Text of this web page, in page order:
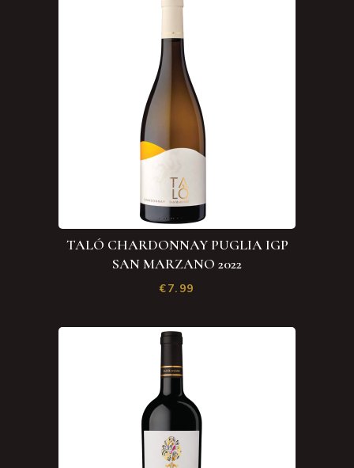
TALÓ CHARDONNAY PUGLIA IGP
SAN MARZANO 2022
€7.99